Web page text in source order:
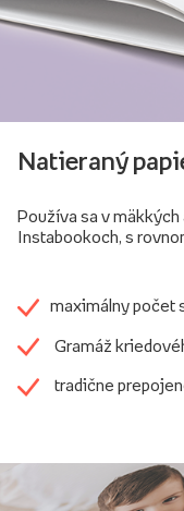
Natieraný
Používa sa v
Instabookoch, s
maximálny počet
Gramáž
tradične